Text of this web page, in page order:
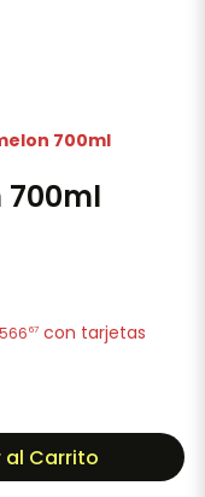
700ml
700ml
67 con tarjetas
al Carrito